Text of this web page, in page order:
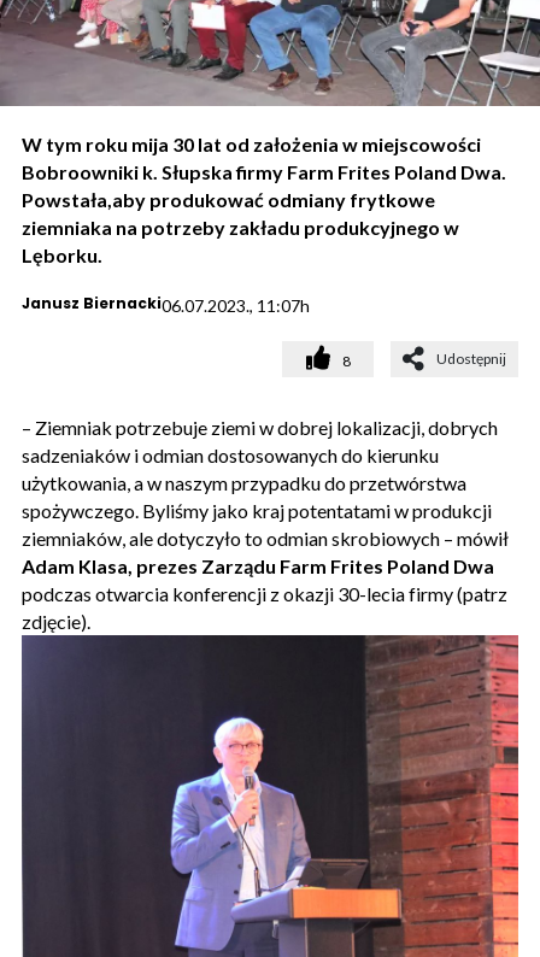
W tym roku mija 30 lat od założenia w miejscowości
Bobroowniki k. Słupska firmy Farm Frites Poland Dwa.
Powstała,aby produkować odmiany frytkowe
ziemniaka na potrzeby zakładu produkcyjnego w
Lęborku.
Janusz Biernacki06.07.2023., 11:07h
8 Udostępnij
– Ziemniak potrzebuje ziemi w dobrej lokalizacji, dobrych
sadzeniaków i odmian dostosowanych do kierunku
użytkowania, a w naszym przypadku do przetwórstwa
spożywczego. Byliśmy jako kraj potentatami w produkcji
ziemniaków, ale dotyczyło to odmian skrobiowych – mówił
Adam Klasa, prezes Zarządu Farm Frites Poland Dwa
podczas otwarcia konferencji z okazji 30-lecia firmy (patrz
zdjęcie).